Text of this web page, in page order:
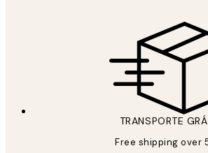
TRANSPORTE
Free shipping over